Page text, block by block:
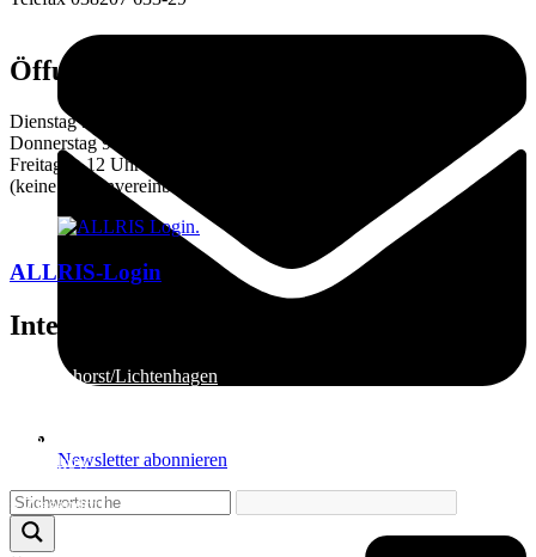
Newsletter abonnieren
Öffungszeiten des Amtes
Dienstag 9–12 und 14–16 Uhr
Donnerstag 9–12 und 14–18 Uhr
Freitag 9–12 Uhr
(keine Terminvereinbarung notwendig!)
ALLRIS-Login
Internetseiten der Gemeinden
Elmenhorst/Lichtenhagen
Papendorf
Pölchow
»Ziesendorf